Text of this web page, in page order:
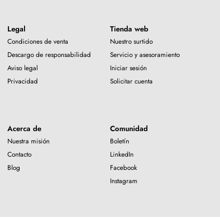
Legal
Condiciones de venta
Descargo de responsabilidad
Aviso legal
Privacidad
Tienda web
Nuestro surtido
Servicio y asesoramiento
Iniciar sesión
Solicitar cuenta
Acerca de
Nuestra misión
Contacto
Blog
Comunidad
Boletín
LinkedIn
Facebook
Instagram